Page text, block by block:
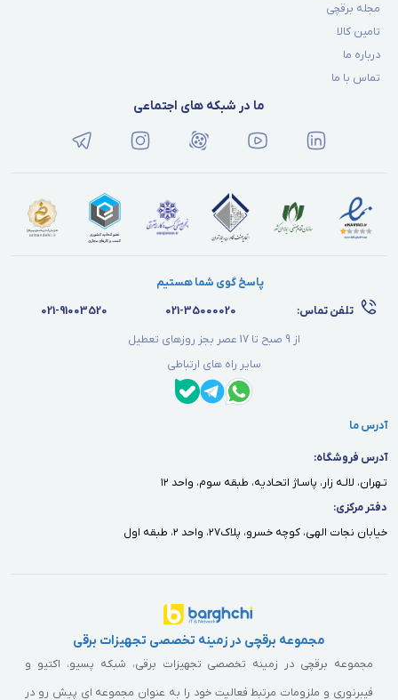
مجله برقچی
تامین کالا
درباره ما
تماس با ما
ما در شبکه های اجتماعی
پاسخ گوی شما هستیم
تلفن تماس:
021-35000020
021-91003520
از 9 صبح تا 17 عصر بجز روزهای تعطیل
سایر راه های ارتباطی
آدرس ما
آدرس فروشگاه:
تـهران، لالـه زار، پاسـاژ اتحـاديه، طبقه سوم، واحد ١٢
دفتر مركزى:
خيابان نجات الهى، كوچه خسرو، پلاك٢٧، واحد ٢، طبقه اول
مجموعه برقچی در زمینه تخصصی تجهیزات برقی
مجموعه برقچی در زمینه تخصصی تجهیزات برقی، شبکه پسیو، اکتیو و
فیبرنوری و ملزومات مرتبط فعالیت خود را به عنوان مجموعه ای پیش رو در